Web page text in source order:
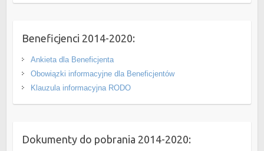
Beneficjenci 2014-2020:
Ankieta dla Beneficjenta
Obowiązki informacyjne dla Beneficjentów
Klauzula informacyjna RODO
Dokumenty do pobrania 2014-2020: